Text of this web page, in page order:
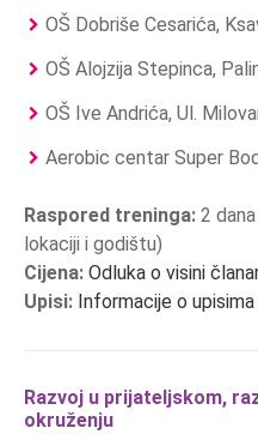
OŠ Dobriše Cesarića,
OŠ Alojzija Stepinca,
OŠ Ive Andrića, Ul.
Aerobic centar Super
Raspored treninga: 2
lokaciji i godištu)
Cijena: Odluka o visini
Upisi: Informacije o
Razvoj u prijateljskom,
okruženju